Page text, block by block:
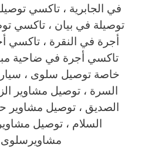
في الجابرية ، تاكسي
توصيلة في بيان ، تاكسي
أجرة في النقرة ، تاكسي
تاكسي أجرة في ضاحية
خاصة توصيل سلوى ،
السرة ، توصيل مشاوير
الصديق ، توصيل مشاوير
السلام ، توصيل